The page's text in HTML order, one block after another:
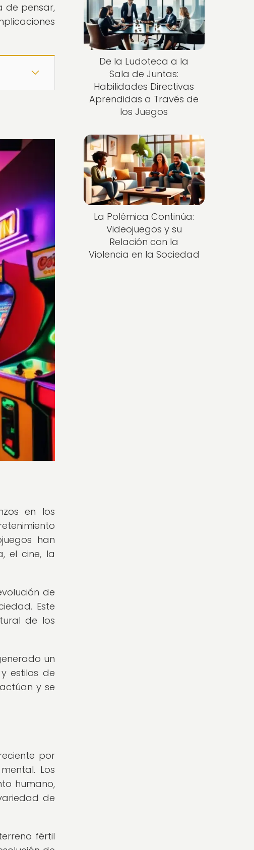
de pensar,
en los
han
el cine, la
de
Este
de los
un
estilos de
y se
por
Los
humano,
de
fértil
De la Ludoteca a la
Sala de Juntas:
Habilidades Directivas
Aprendidas a Través de
los Juegos
La Polémica Continúa:
Videojuegos y su
Relación con la
Violencia en la Sociedad